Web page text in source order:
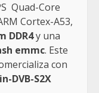
Quad-Core
Cortex-A53,
DDR4y una
emmc. Este
con
DVB-S2X